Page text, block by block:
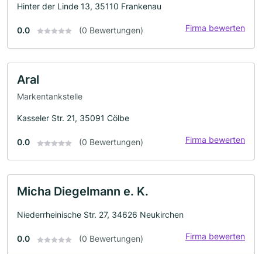
Hinter der Linde 13, 35110 Frankenau
0.0 (0 Bewertungen) Firma bewerten
Aral
Markentankstelle
Kasseler Str. 21, 35091 Cölbe
0.0 (0 Bewertungen) Firma bewerten
Micha Diegelmann e. K.
Niederrheinische Str. 27, 34626 Neukirchen
0.0 (0 Bewertungen) Firma bewerten